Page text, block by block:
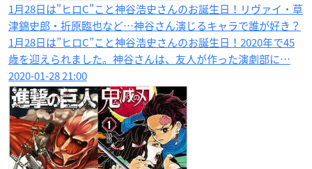
1月28日は"ヒロC"こと神谷浩史さんのお誕生日！リヴァイ・草
津錦史郎・折原臨也など…神谷さん演じるキャラで誰が好き？
1月28日は”ヒロC”こと神谷浩史さんのお誕生日！2020年で45
歳を迎えられました。神谷さんは、友人が作った演劇部に…
2020-01-28 21:00